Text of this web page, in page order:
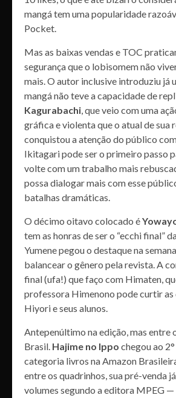
mangá tem uma popularidade
Pocket.
Mas as baixas vendas e TOC
segurança que o lobisomem não
mais. O autor inclusive introduziu já
mangá não teve a capacidade de
Kagurabachi, que veio com uma
gráfica e violenta que o atual de sua
conquistou a atenção do público
Ikitagari pode ser o primeiro passo
volte com um trabalho mais
possa dialogar mais com esse
batalhas dramáticas.
O décimo oitavo colocado é
tem as honras de ser o “ecchi final”
Yumene pegou o destaque na
balancear o gênero pela revista. A
final (ufa!) que faço com Himaten,
professora Himenono pode curtir as
Hiyori e seus alunos.
Antepenúltimo na edição, mas entre
Brasil. Hajime no Ippo chegou ao
categoria livros na Amazon
entre os quadrinhos, sua pré-venda
volumes segundo a editora MPEG